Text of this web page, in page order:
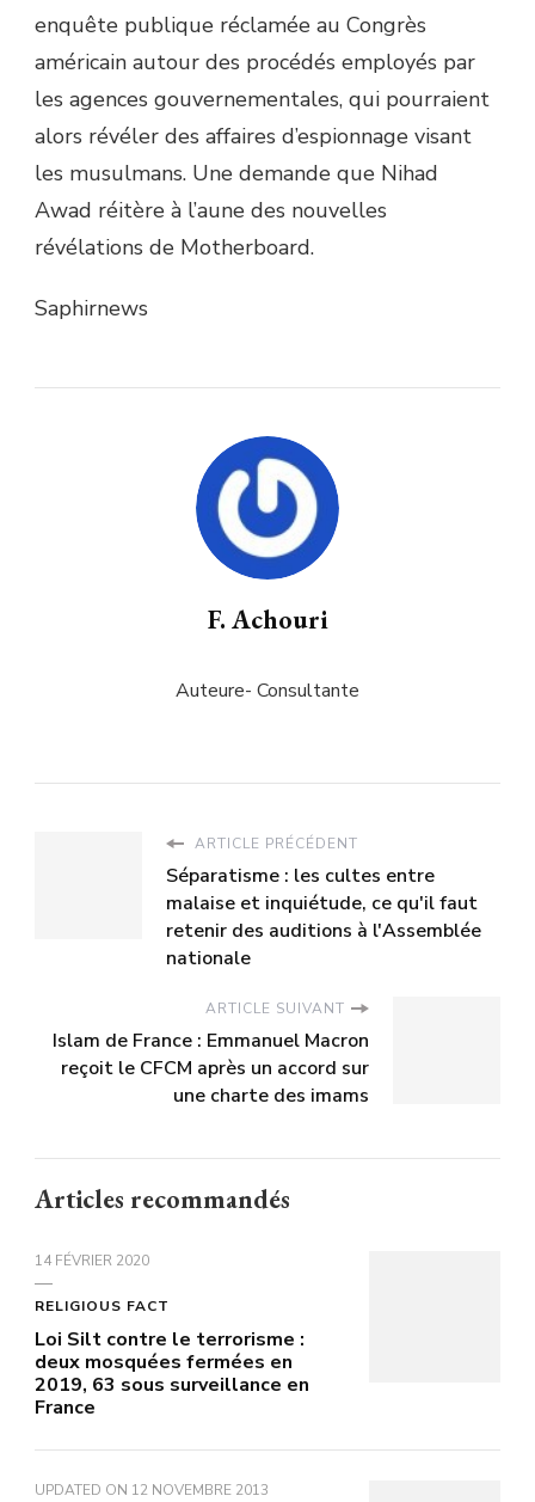
enquête publique réclamée au Congrès
américain autour des procédés employés par
les agences gouvernementales, qui pourraient
alors révéler des affaires d’espionnage visant
les musulmans. Une demande que Nihad
Awad réitère à l’aune des nouvelles
révélations de Motherboard.
Saphirnews
F. Achouri
Auteure- Consultante
ARTICLE PRÉCÉDENT
Séparatisme : les cultes entre
malaise et inquiétude, ce qu'il faut
retenir des auditions à l'Assemblée
nationale
ARTICLE SUIVANT
Islam de France : Emmanuel Macron
reçoit le CFCM après un accord sur
une charte des imams
Articles recommandés
14 FÉVRIER 2020
RELIGIOUS FACT
Loi Silt contre le terrorisme :
deux mosquées fermées en
2019, 63 sous surveillance en
France
UPDATED ON 12 NOVEMBRE 2013